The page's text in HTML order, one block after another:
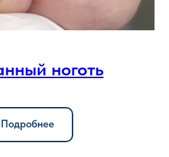
ноготь
Подробнее